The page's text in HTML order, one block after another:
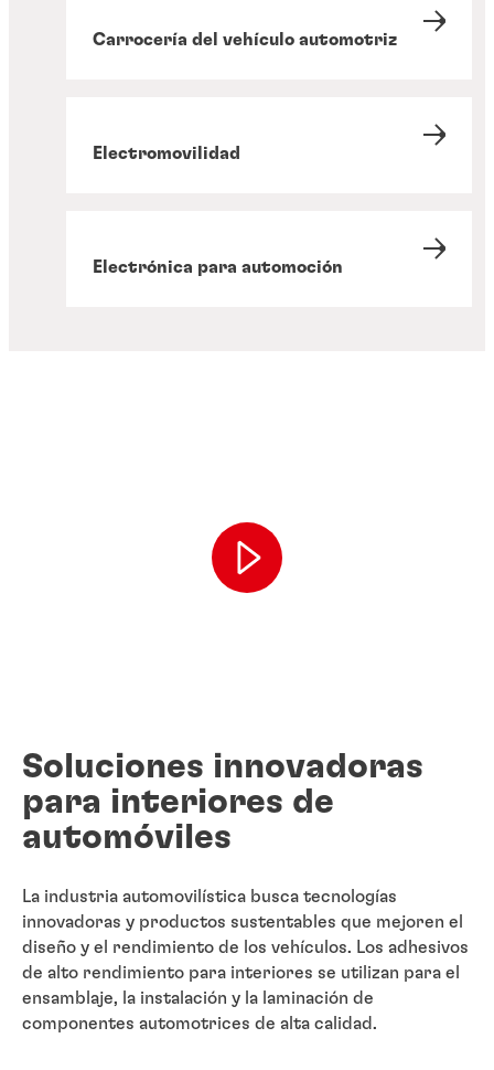
Carrocería del vehículo automotriz
Electromovilidad
Electrónica para automoción
Soluciones innovadoras
para interiores de
automóviles
La industria automovilística busca tecnologías
innovadoras y productos sustentables que mejoren el
diseño y el rendimiento de los vehículos. Los adhesivos
de alto rendimiento para interiores se utilizan para el
ensamblaje, la instalación y la laminación de
componentes automotrices de alta calidad.